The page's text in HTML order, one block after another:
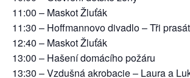
11:00 – Maskot Žluťák
11:30 – Hoffmannovo divadlo – Tři
12:40 – Maskot Žluťák
13:00 – Hašení domácího požáru
13:30 – Vzdušná akrobacie – Laura a